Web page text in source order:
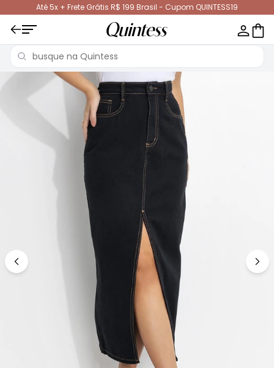
Até 5x + Frete Grátis R$ 199 Brasil - Cupom QUINTESS19